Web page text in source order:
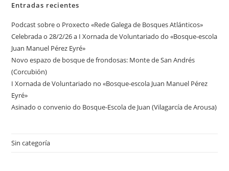
Entradas recientes
Podcast sobre o Proxecto «Rede Galega de Bosques Atlánticos»
Celebrada o 28/2/26 a I Xornada de Voluntariado do «Bosque-escola
Juan Manuel Pérez Eyré»
Novo espazo de bosque de frondosas: Monte de San Andrés
(Corcubión)
I Xornada de Voluntariado no «Bosque-escola Juan Manuel Pérez
Eyré»
Asinado o convenio do Bosque-Escola de Juan (Vilagarcía de Arousa)
Sin categoría